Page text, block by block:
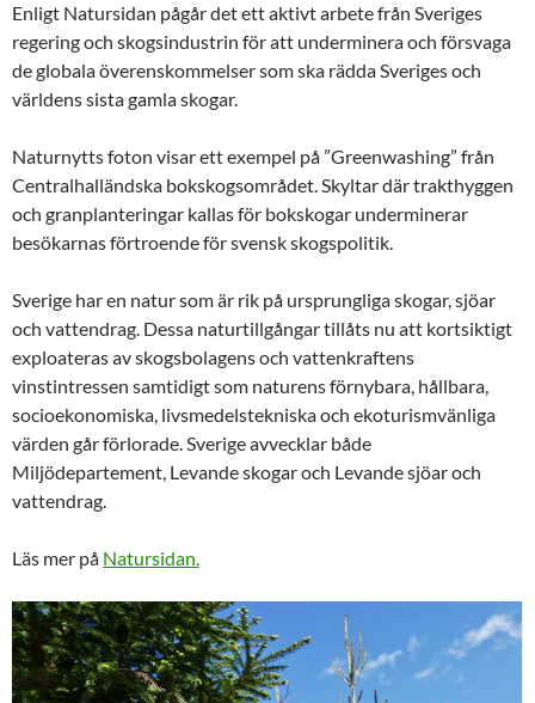
Enligt Natursidan pågår det ett aktivt arbete från Sveriges
regering och skogsindustrin för att underminera och försvaga
de globala överenskommelser som ska rädda Sveriges och
världens sista gamla skogar.
Naturnytts foton visar ett exempel på ”Greenwashing” från
Centralhalländska bokskogsområdet. Skyltar där trakthyggen
och granplanteringar kallas för bokskogar underminerar
besökarnas förtroende för svensk skogspolitik.
Sverige har en natur som är rik på ursprungliga skogar, sjöar
och vattendrag. Dessa naturtillgångar tillåts nu att kortsiktigt
exploateras av skogsbolagens och vattenkraftens
vinstintressen samtidigt som naturens förnybara, hållbara,
socioekonomiska, livsmedelstekniska och ekoturismvänliga
värden går förlorade. Sverige avvecklar både
Miljödepartement, Levande skogar och Levande sjöar och
vattendrag.
Läs mer på Natursidan.